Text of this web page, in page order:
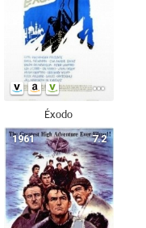
Éxodo
7.2
1961